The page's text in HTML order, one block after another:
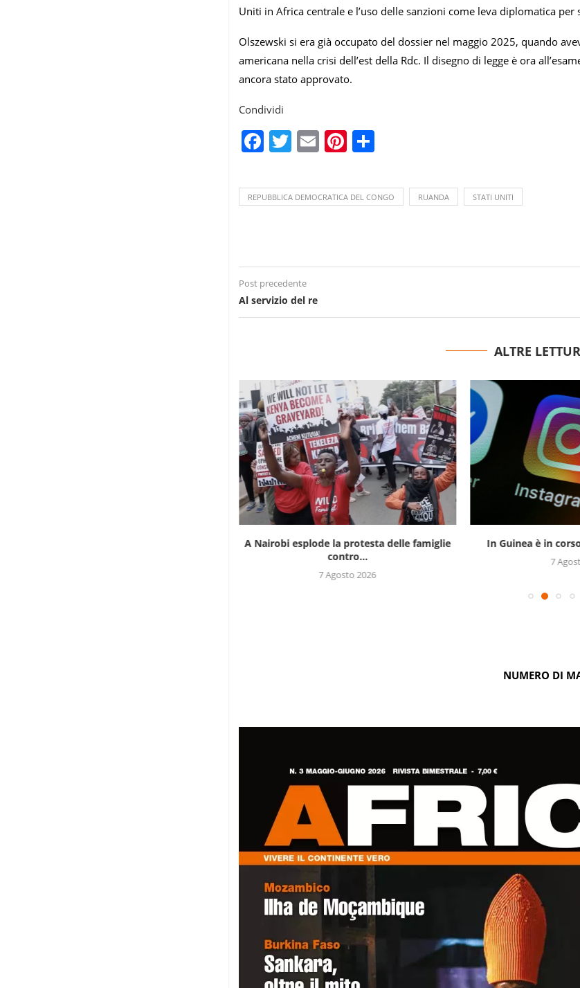
Uniti in Africa centrale e l’uso delle sanzioni come leva diplomatica per
Olszewski si era già occupato del dossier nel maggio 2025, quando
americana nella crisi dell’est della Rdc. Il disegno di legge è ora
ancora stato approvato.
Condividi
Facebook
Twitter
EmailPinterest
REPUBBLICA DEMOCRATICA DEL CONGO RUANDA STATI UNITI
Post precedente
Al servizio del re
ALTRE
A Nairobi esplode la protesta delle famiglie
contro...
7 Agosto 2026
In Guinea è in
7
NUMERO DI